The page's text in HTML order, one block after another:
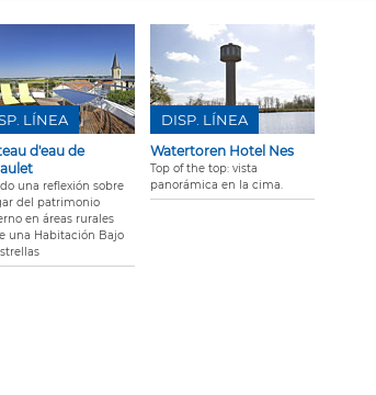
d'eau de
una reflexión sobre
del patrimonio
en áreas rurales
una Habitación Bajo
LÍNEA
Watertoren Hotel Nes
Top of the top: vista
panorámica en la cima.
DISP. LÍNEA